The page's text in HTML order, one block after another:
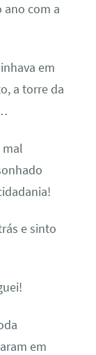
ano com a
em
a torre da
mal
e sinto
em